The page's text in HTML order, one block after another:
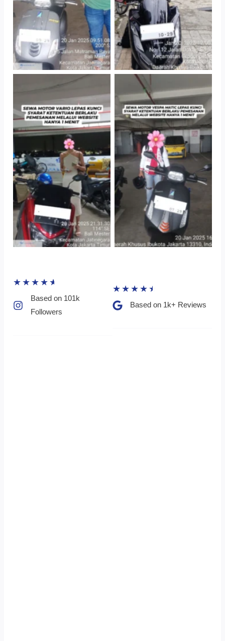
TNo Caption TNo Caption
★ ★ ★ ★ ★
Based on 101k
Followers​
★ ★ ★ ★ ★
Based on 1k+ Reviews​